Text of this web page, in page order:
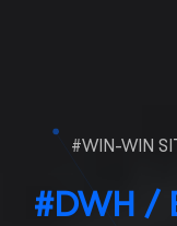
#WIN-WIN
#DWH /